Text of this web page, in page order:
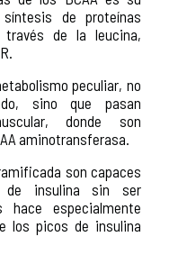
de proteínas
través de la leucina,
peculiar, no
sino que pasan
donde son
aminotransferasa.
son capaces
de insulina sin ser
hace especialmente
los picos de insulina